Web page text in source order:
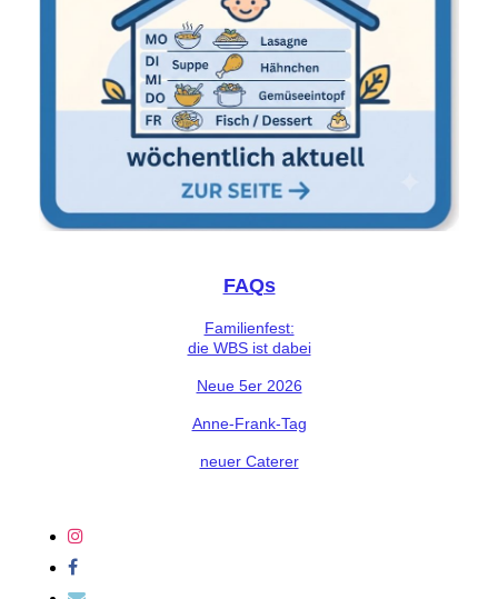
FAQs
Familienfest:
die WBS ist dabei
Neue 5er 2026
Anne-Frank-Tag
neuer Caterer